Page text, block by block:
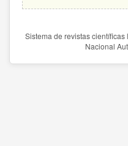
Sistema de revistas
Nacional